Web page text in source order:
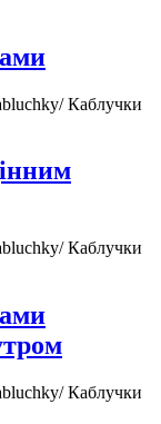
Каблучки
Каблучки
Каблучки